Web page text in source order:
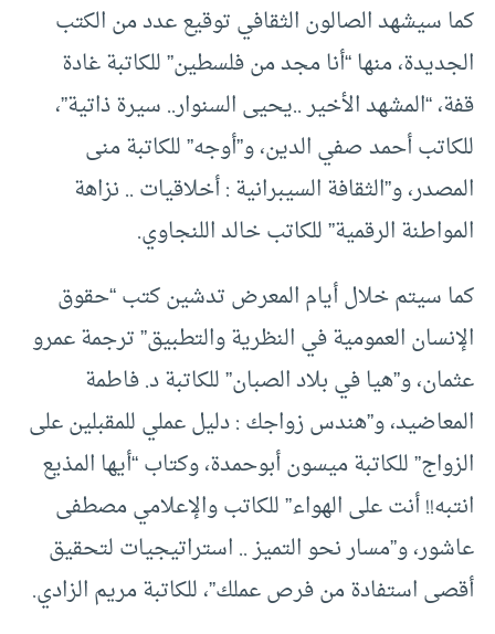
كما سيشهد الصالون الثقافي توقيع عدد من الكتب
الجديدة، منها “أنا مجد من فلسطين” للكاتبة غادة
قفة، “المشهد الأخير ..يحيى السنوار.. سيرة ذاتية”،
للكاتب أحمد صفي الدين، و”أوجه” للكاتبة منى
المصدر، و”الثقافة السيبرانية : أخلاقيات .. نزاهة
المواطنة الرقمية” للكاتب خالد اللنجاوي.
كما سيتم خلال أيام المعرض تدشين كتب “حقوق
الإنسان العمومية في النظرية والتطبيق” ترجمة عمرو
عثمان، و”هيا في بلاد الصبان” للكاتبة د. فاطمة
المعاضيد، و”هندس زواجك : دليل عملي للمقبلين على
الزواج” للكاتبة ميسون أبوحمدة، وكتاب “أيها المذيع
انتبه!! أنت على الهواء” للكاتب والإعلامي مصطفى
عاشور، و”مسار نحو التميز .. استراتيجيات لتحقيق
أقصى استفادة من فرص عملك”، للكاتبة مريم الزادي.